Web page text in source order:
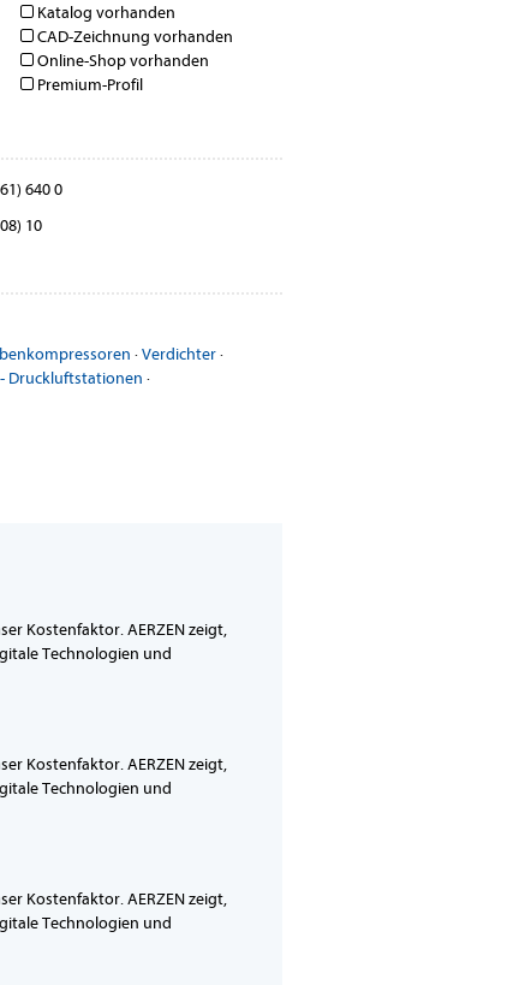
Katalog vorhanden
CAD-Zeichnung vorhanden
Online-Shop vorhanden
Premium-Profil
640 0
10
·Verdichter·
Druckluftstationen ·
Kostenfaktor. AERZEN zeigt,
Technologien und
Kostenfaktor. AERZEN zeigt,
Technologien und
Kostenfaktor. AERZEN zeigt,
Technologien und